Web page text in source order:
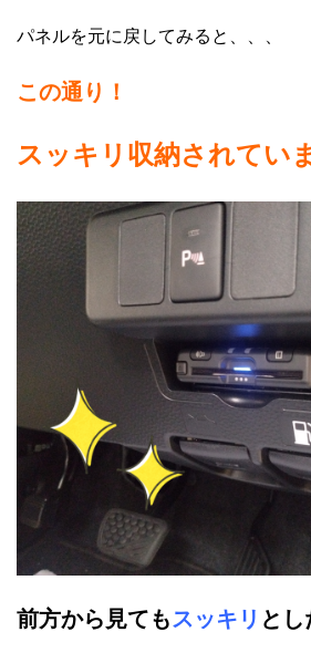
パネルを元に戻してみると、、、
この通り！
スッキリ収納されてい
前方から見てもスッキリ と